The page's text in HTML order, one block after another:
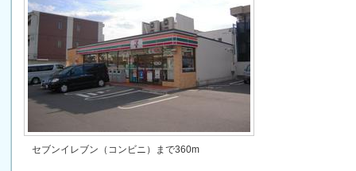
セブンイレブン（コンビニ）まで360m